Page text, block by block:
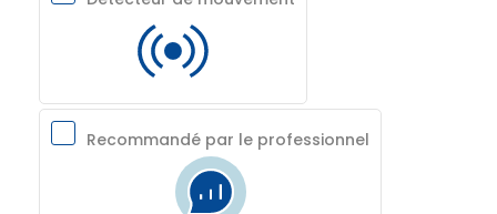
Recommandé par le professionnel